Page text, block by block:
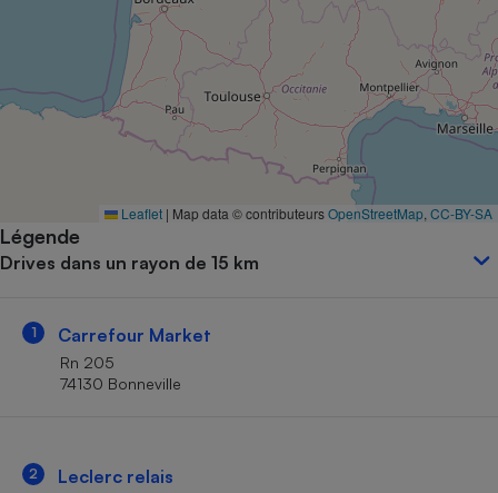
Leaflet | Map data © contributeursOpenStreetMap CC-BY-SA
Légende
Drives dans un rayon de 15 km
1 Carrefour Market
Rn 205
74130 Bonneville
2 Leclerc relais
Complément
alimentaire
Assurance emprunteur
Banque
Petit électroménager -
Matelas
Mutuelle